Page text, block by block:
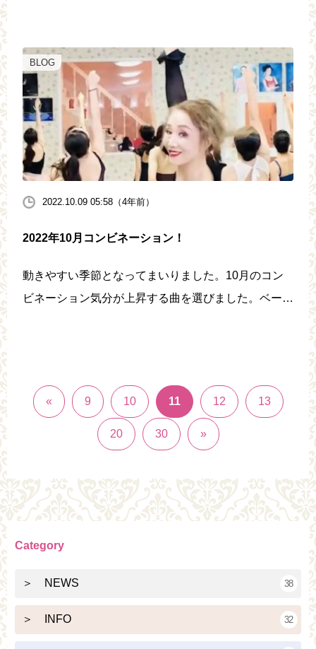
BLOG
2022.10.09 05:58（4年前）
2022年10月コンビネーション！
動きやすい季節となってまいりました。10月のコン
ビネーション気分が上昇する曲を選びました。ベース
« 9 10 11 12 13
20 30 »
Category
＞ NEWS 38
＞ INFO 32